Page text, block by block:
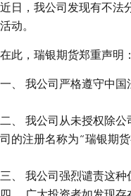
近日，我公司发现有不法
活动。
在此，瑞银期货郑重声明：
一、 我公司严格遵守中
二、 我公司从未授权除
司的注册名称为“瑞银期
三、 我公司强烈谴责这种